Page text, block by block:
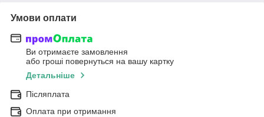
Умови оплати
Ви отримаєте замовлення
або гроші повернуться на вашу картку
Детальніше
Післяплата
Оплата при отримання